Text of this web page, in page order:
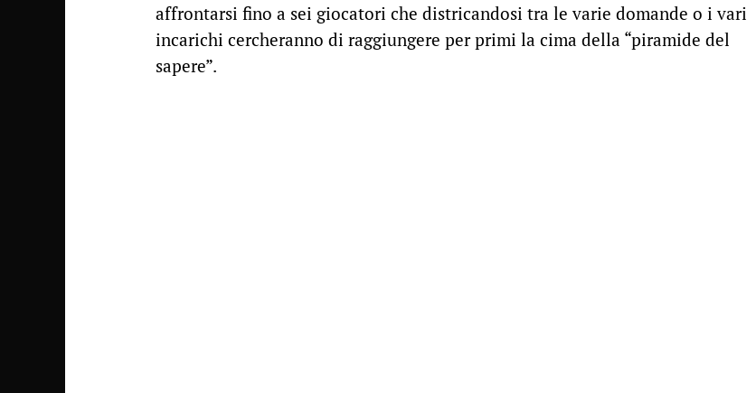
affrontarsi fino a sei giocatori che districandosi tra le varie domande o i vari
incarichi cercheranno di raggiungere per primi la cima della “piramide del
sapere”.